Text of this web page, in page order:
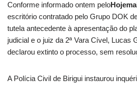
Conforme informado ontem pelo
escritório contratado pelo Grupo DOK
tutela antecedente à apresentação do
judicial e o juiz da 2ª Vara Cível, Lucas
declarou extinto o processo, sem
A Polícia Civil de Birigui instaurou